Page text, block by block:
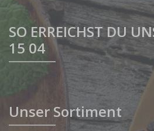
SO ERREICHST DU
15 04
Unser Sortiment